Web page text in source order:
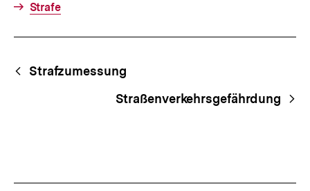
Strafe
Begriffsnavigation
Content-
Navigation
Strafzumessung
Straßenverkehrsgefährdung